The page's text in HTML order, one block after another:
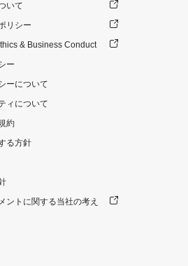
いて
リシー
& Business Conduct
ー
ーについて
ィについて
約
る方針
ントに関する当社の考え